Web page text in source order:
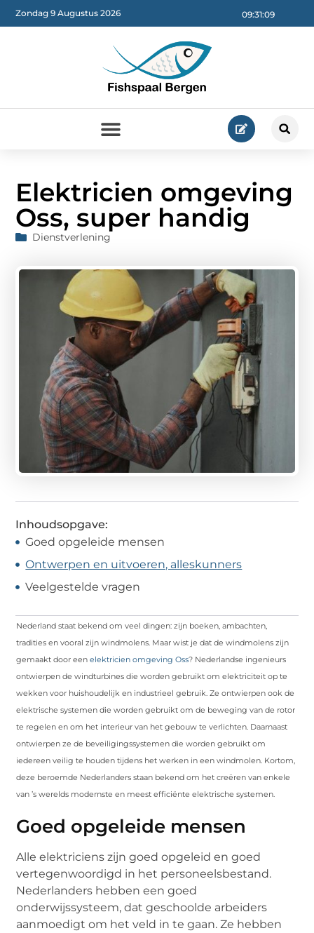
09:31:10
Zondag 9 Augustus 2026
Elektricien omgeving
Oss, super handig
Dienstverlening
Inhoudsopgave:
Goed opgeleide mensen
Ontwerpen en uitvoeren, alleskunners
Veelgestelde vragen
Nederland staat bekend om veel dingen: zijn boeken, ambachten,
tradities en vooral zijn windmolens. Maar wist je dat de windmolens zijn
gemaakt door eenelektricien omgeving Oss? Nederlandse ingenieurs
ontwierpen de windturbines die worden gebruikt om elektriciteit op te
wekken voor huishoudelijk en industrieel gebruik. Ze ontwierpen ook de
elektrische systemen die worden gebruikt om de beweging van de rotor
te regelen en om het interieur van het gebouw te verlichten. Daarnaast
ontwierpen ze de beveiligingssystemen die worden gebruikt om
iedereen veilig te houden tijdens het werken in een windmolen. Kortom,
deze beroemde Nederlanders staan ​​bekend om het creëren van enkele
van ’s werelds modernste en meest efficiënte elektrische systemen.
Goed opgeleide mensen
Alle elektriciens zijn goed opgeleid en goed
vertegenwoordigd in het personeelsbestand.
Nederlanders hebben een goed
onderwijssysteem, dat geschoolde arbeiders
aanmoedigt om het veld in te gaan. Ze hebben